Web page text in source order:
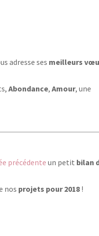
adresse ses meilleurs
Abondance,Amour, une
précédente un petit bilan
nos projets pour 2018 !